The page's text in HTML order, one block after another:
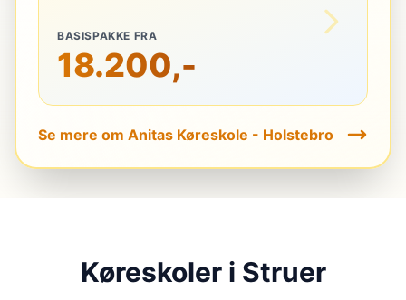
BASISPAKKE FRA
18.200,-
Se mere om Anitas Køreskole - Holstebro
Køreskoler i Struer